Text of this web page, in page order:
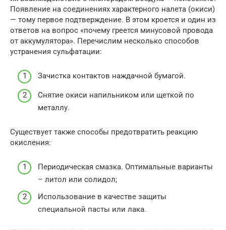
Появление на соединениях характерного налета (окиси)
— тому первое подтверждение. В этом кроется и один из
ответов на вопрос «почему греется минусовой провода
от аккумулятора». Перечислим несколько способов
устранения сульфатации:
Зачистка контактов наждачной бумагой.
Снятие окиси напильником или щеткой по
металлу.
Существует также способы предотвратить реакцию
окисления:
Периодическая смазка. Оптимальные варианты
– литол или солидол;
Использование в качестве защиты
специальной пасты или лака.